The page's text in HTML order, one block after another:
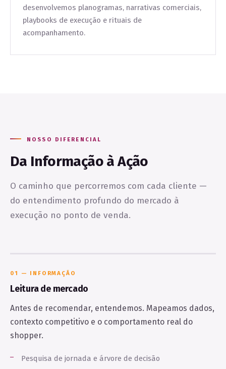
desenvolvemos planogramas, narrativas comerciais,
playbooks de execução e rituais de
acompanhamento.
NOSSO DIFERENCIAL
Da Informação à Ação
O caminho que percorremos com cada cliente —
do entendimento profundo do mercado à
execução no ponto de venda.
01 — INFORMAÇÃO
Leitura de mercado
Antes de recomendar, entendemos. Mapeamos dados,
contexto competitivo e o comportamento real do
shopper.
Pesquisa de jornada e árvore de decisão